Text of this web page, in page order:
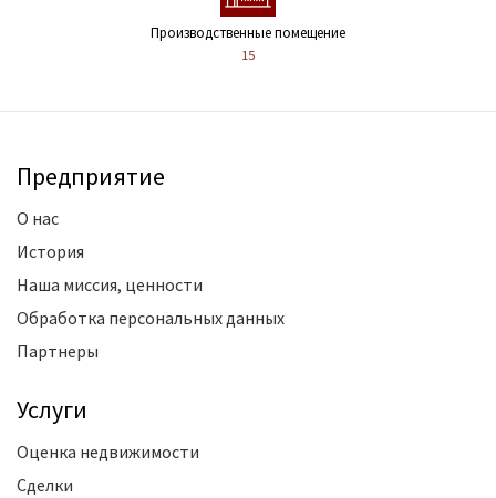
Производственные помещение
15
Предприятие
О нас
История
Наша миссия, ценности
Обработка персональных данных
Партнеры
Услуги
Оценка недвижимости
Сделки